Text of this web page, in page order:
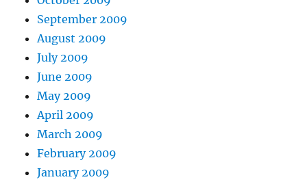
September 2009
August 2009
July 2009
June 2009
May 2009
April 2009
March 2009
February 2009
January 2009